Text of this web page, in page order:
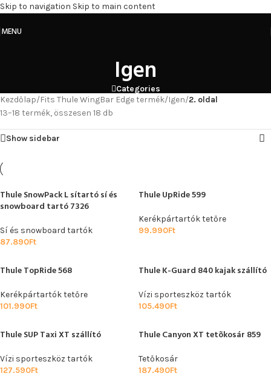
Skip to navigation Skip to main content
MENU
Igen
Categories
Kezdőlap/Fits Thule WingBar Edge termék/Igen/2. oldal
13–18 termék, összesen 18 db
Show sidebar
Thule SnowPack L sítartó sí és
snowboard tartó 7326
Sí és snowboard tartók
87.890Ft
Thule UpRide 599
Kerékpártartók tetőre
99.990Ft
Thule TopRide 568
Kerékpártartók tetőre
101.990Ft
Thule K-Guard 840 kajak szállító
Vízi sporteszköz tartók
105.490Ft
Thule SUP Taxi XT szállító
Vízi sporteszköz tartók
127.590Ft
Thule Canyon XT tetõkosár 859
Tetőkosár
187.490Ft